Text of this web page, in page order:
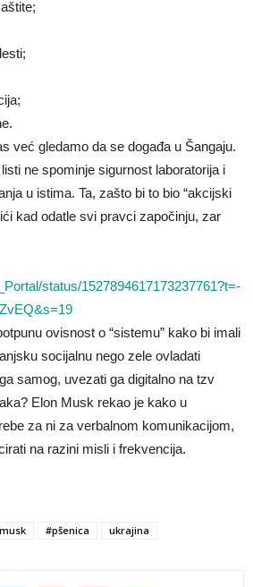
već gledamo da se događa u Šangaju.
ne spominje sigurnost laboratorija i
u istima. Ta, zašto bi to bio “akcijski
kad odatle svi pravci započinju, zar
status/1527894617173237761?t=-
ovisnost o “sistemu” kako bi imali
socijalnu nego zele ovladati
samog, uvezati ga digitalno na tzv
Elon Musk rekao je kako u
za ni za verbalnom komunikacijom,
na razini misli i frekvencija.
#pšenica ukrajina